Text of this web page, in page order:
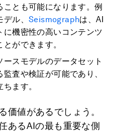
ことも可能になります。例
デル、Seismographは、AI
機密性の高いコンテンツ
ができます。
ースモデルのデータセット
査や検証が可能であり、
ます。
価値があるでしょう。
あるAIの最も重要な側